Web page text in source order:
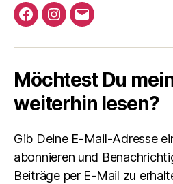
r
n
t
v
e
:
Facebook
Instagram
Email
Möchtest Du
weiterhin lesen?
Gib Deine E-Mail-Adresse
abonnieren und
Beiträge per E-Mail zu